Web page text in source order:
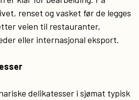
renset og vasket før de legges
veien til restauranter,
eller internasjonal eksport.
delikatesser i sjømat typisk